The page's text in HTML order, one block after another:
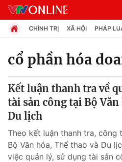
Chuyên mục
Chính trị
Pháp luật
CHÍNH TRỊ XÃ HỘI PHÁP
cổ phần hóa
Kết luận thanh tra về
tài sản công tại Bộ
Du lịch
Theo kết luận thanh tra, công
Bộ Văn hóa, Thể thao và Du
việc quản lý, sử dụng tài sản